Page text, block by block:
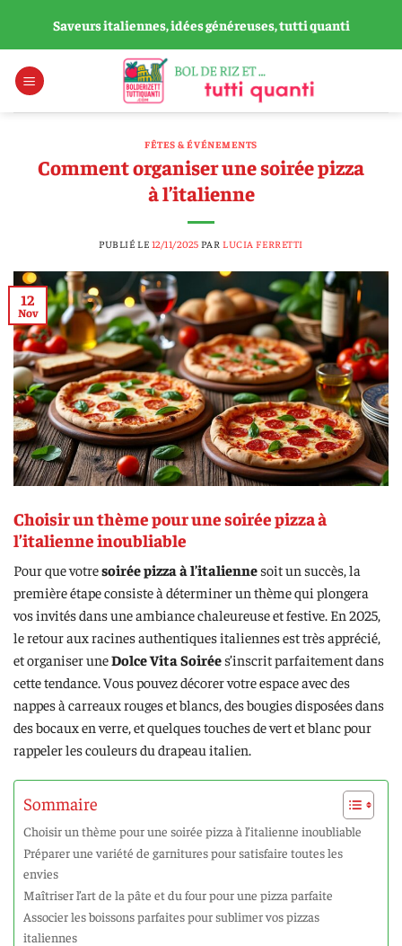
contenu
Saveurs italiennes, idées généreuses, tutti quanti
FÊTES & ÉVÉNEMENTS
Comment organiser une soirée pizza
à l’italienne
PUBLIÉ LE 12/11/2025 PAR LUCIA FERRETTI
12
Nov
Choisir un thème pour une soirée pizza à
l’italienne inoubliable
Pour que votresoirée pizza à l’italiennesoit un succès, la
première étape consiste à déterminer un thème qui plongera
vos invités dans une ambiance chaleureuse et festive. En 2025,
le retour aux racines authentiques italiennes est très apprécié,
et organiser uneDolce Vita Soirées’inscrit parfaitement dans
cette tendance. Vous pouvez décorer votre espace avec des
nappes à carreaux rouges et blancs, des bougies disposées dans
des bocaux en verre, et quelques touches de vert et blanc pour
rappeler les couleurs du drapeau italien.
Sommaire
Choisir un thème pour une soirée pizza à l’italienne inoubliable
Préparer une variété de garnitures pour satisfaire toutes les
envies
Maîtriser l’art de la pâte et du four pour une pizza parfaite
Associer les boissons parfaites pour sublimer vos pizzas
italiennes